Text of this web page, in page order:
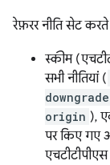
रेफ़रर नीति सेट
स्कीम
सभी नीतियां (
downgrade
origin ),
पर किए गए